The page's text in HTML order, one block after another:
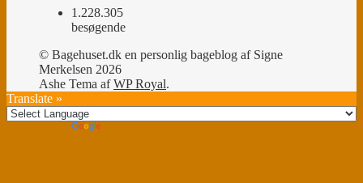
1.228.305
besøgende
© Bagehuset.dk en personlig bageblog af Signe
Merkelsen 2026
Ashe Tema afWP Royal.
Translate »